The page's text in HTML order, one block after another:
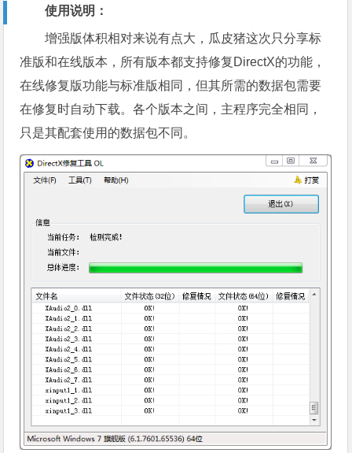
使用说明：
增强版体积相对来说有点大，瓜皮猪这次只分享标
准版和在线版本，所有版本都支持修复DirectX的功能，
在线修复版功能与标准版相同，但其所需的数据包需要
在修复时自动下载。各个版本之间，主程序完全相同，
只是其配套使用的数据包不同。